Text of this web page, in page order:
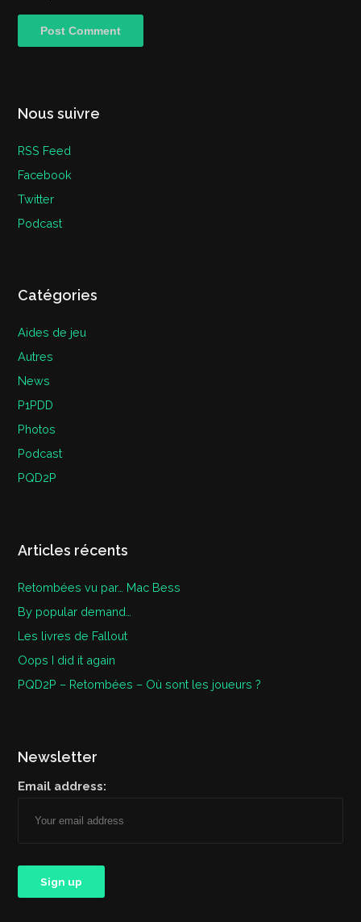
Nous suivre
RSS Feed
Facebook
Twitter
Podcast
Catégories
Aides de jeu
Autres
News
P1PDD
Photos
Podcast
PQD2P
Articles récents
Retombées vu par… Mac Bess
By popular demand…
Les livres de Fallout
Oops I did it again
PQD2P – Retombées – Où sont les joueurs ?
Newsletter
Email address: